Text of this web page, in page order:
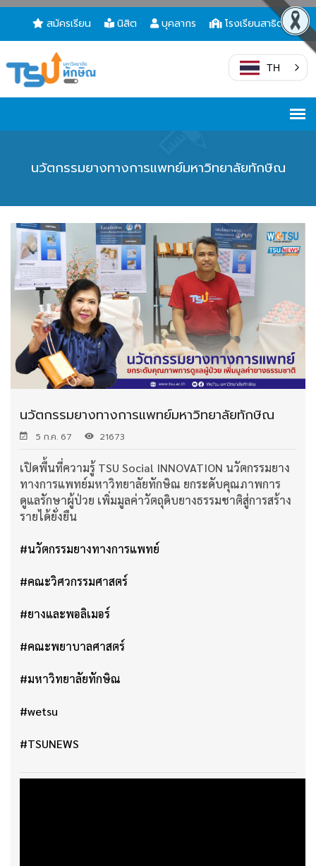
สมัครเรียน นิสิต บุคลากร โรงเรียนสาธิต
TH
นวัตกรรมยางทางการแพทย์มหาวิทยาลัยทักษิณ
นวัตกรรมยางทางการแพทย์มหาวิทยาลัยทักษิณ
5 ก.ค. 67 21673
เปิดพื้นที่ความรู้ TSU Social INNOVATION นวัตกรรมยาง
ทางการแพทย์มหาวิทยาลัยทักษิณ ยกระดับคุณภาพการ
ดูแลรักษาผู้ป่วย เพิ่มมูลค่าวัตถุดิบยางธรรมชาติสู่การสร้าง
รายได้ยั่งยืน
#นวัตกรรมยางทางการแพทย์
#คณะวิศวกรรมศาสตร์
#ยางและพอลิเมอร์
#คณะพยาบาลศาสตร์
#มหาวิทยาลัยทักษิณ
#wetsu
#TSUNEWS